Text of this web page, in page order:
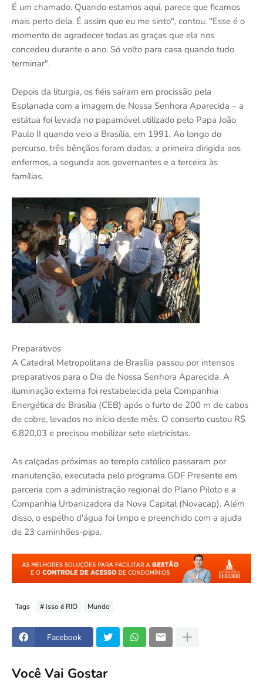
É um chamado. Quando estamos aqui, parece que ficamos
mais perto dela. É assim que eu me sinto", contou. "Esse é o
momento de agradecer todas as graças que ela nos
concedeu durante o ano. Só volto para casa quando tudo
terminar".
Depois da liturgia, os fiéis saíram em procissão pela
Esplanada com a imagem de Nossa Senhora Aparecida – a
estátua foi levada no papamóvel utilizado pelo Papa João
Paulo II quando veio a Brasília, em 1991. Ao longo do
percurso, três bênçãos foram dadas: a primeira dirigida aos
enfermos, a segunda aos governantes e a terceira às
famílias.
Preparativos
A Catedral Metropolitana de Brasília passou por intensos
preparativos para o Dia de Nossa Senhora Aparecida. A
iluminação externa foi restabelecida pela Companhia
Energética de Brasília (CEB) após o furto de 200 m de cabos
de cobre, levados no início deste mês. O conserto custou R$
6.820,03 e precisou mobilizar sete eletricistas.
As calçadas próximas ao templo católico passaram por
manutenção, executada pelo programa GDF Presente em
parceria com a administração regional do Plano Piloto e a
Companhia Urbanizadora da Nova Capital (Novacap). Além
disso, o espelho d'água foi limpo e preenchido com a ajuda
de 23 caminhões-pipa.
Tags # isso é RIO Mundo
Facebook
Você Vai Gostar